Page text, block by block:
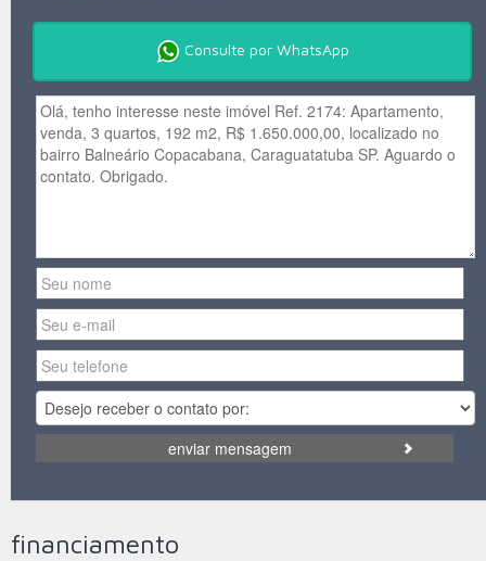
Consulte por WhatsApp
enviar mensagem
financiamento